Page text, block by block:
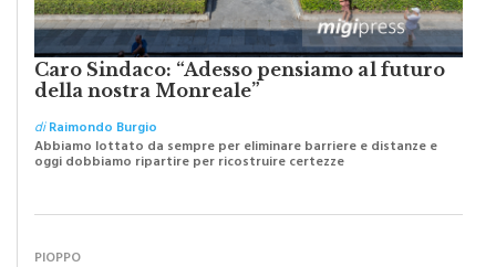
Caro Sindaco: “Adesso pensiamo al futuro
della nostra Monreale”
diRaimondo Burgio
Abbiamo lottato da sempre per eliminare barriere e distanze e
oggi dobbiamo ripartire per ricostruire certezze